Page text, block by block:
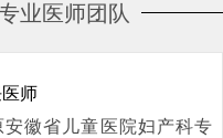
业医师团队
师
徽省儿童医院妇产科专